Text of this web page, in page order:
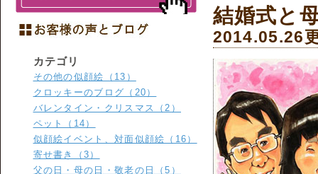
結婚式と
2014.05.26
カテゴリ
その他の似顔絵（13）
クロッキーのブログ（20）
バレンタイン・クリスマス（2）
ペット（14）
似顔絵イベント、対面似顔絵（16）
寄せ書き（3）
父の日・母の日・敬老の日（5）